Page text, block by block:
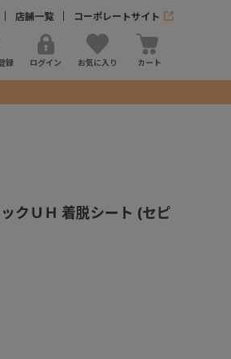
店舗一覧 コーポレートサイト
録 ログイン お気に入り カート
クＵＨ 着脱シート (セピ